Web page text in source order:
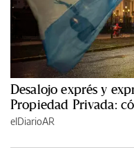
Desalojo exprés y
Propiedad Privada:
elDiarioAR